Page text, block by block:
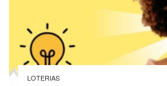
LOTERIAS